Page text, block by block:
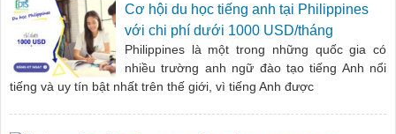
Cơ hội du học tiếng anh tại Philippines
với chi phí dưới 1000 USD/tháng
Philippines là một trong những quốc gia có
nhiều trường anh ngữ đào tạo tiếng Anh nổi
tiếng và uy tín bật nhất trên thế giới, vì tiếng Anh được